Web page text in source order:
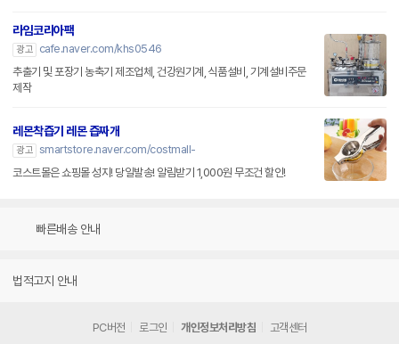
라임코리아팩
광고
cafe.naver.com/khs0546
추출기 및 포장기 농축기 제조업체, 건강원기계, 식품설비, 기계설비주문
제작
레몬착즙기 레몬 즙짜개
광고 smartstore.naver.com/costmall-
코스트몰은 쇼핑몰 성지! 당일발송! 알림받기 1,000원 무조건 할인!
빠른배송 안내
법적고지 안내
PC버전 로그인 개인정보처리방침 고객센터